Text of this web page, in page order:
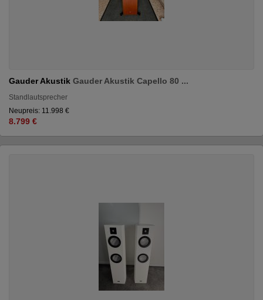
Gauder Akustik Gauder Akustik Capello 80 ...
Standlautsprecher
Neupreis: 11.998 €
8.799 €